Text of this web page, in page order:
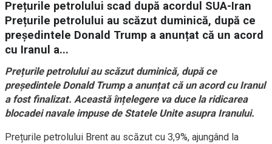
Prețurile petrolului scad după acordul SUA-Iran
Prețurile petrolului au scăzut duminică, după ce
președintele Donald Trump a anunțat că un acord
cu Iranul a...
Prețurile petrolului au scăzut duminică, după ce
președintele Donald Trump a anunțat că un acord cu Iranul
a fost finalizat. Această înțelegere va duce la ridicarea
blocadei navale impuse de Statele Unite asupra Iranului.
Prețurile petrolului Brent au scăzut cu 3,9%, ajungând la